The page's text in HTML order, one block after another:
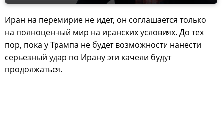
Иран на перемирие не идет, он соглашается только
на полноценный мир на иранских условиях. До тех
пор, пока у Трампа не будет возможности нанести
серьезный удар по Ирану эти качели будут
продолжаться.